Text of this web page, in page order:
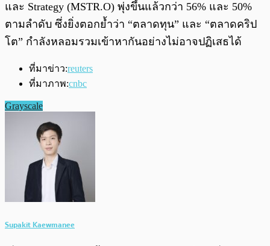
และ Strategy (MSTR.O) พุ่งขึ้นแล้วกว่า 56% และ 50%
ตามลำดับ ซึ่งยิ่งตอกย้ำว่า “ตลาดทุน” และ “ตลาดคริป
โต” กำลังหลอมรวมเข้าหากันอย่างไม่อาจปฏิเสธได้
ที่มาข่าว:reuters
ที่มาภาพ:cnbc
Grayscale
Supakit Kaewmanee